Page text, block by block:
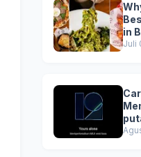
in
Juli